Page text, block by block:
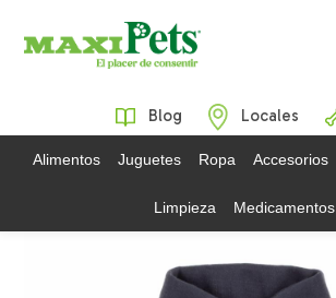
Blog Locales
Alimentos Juguetes Ropa Accesorios
Limpieza Medicamentos